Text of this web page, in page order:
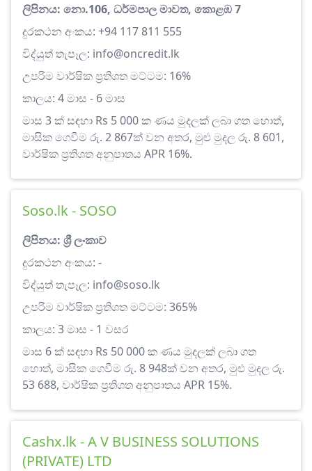
ලිපිනය: නො.106, ධර්මපාල මාවත, කොළඹ 7
දුරකථන අංකය: +94 117 811 555
විද්යුත් තැපෑල: info@oncredit.lk
උපරිම වාර්ෂික ප්‍රතිශත මට්ටම: 16%
කාලය: 4 මාස - 6 මාස
මාස 3 ක් සඳහා Rs 5 000 ක ණය මුදලක් ලබා ගත හොත්,
මාසික ගෙවීම රු. 2 867ක් වන අතර, මුළු මුදල රු. 8 601,
වාර්ෂික ප්‍රතිශත අනුපාතය APR 16%.
Soso.lk - SOSO
ලිපිනය: ශ්‍රී ලංකාව
දුරකථන අංකය: -
විද්යුත් තැපෑල: info@soso.lk
උපරිම වාර්ෂික ප්‍රතිශත මට්ටම: 365%
කාලය: 3 මාස - 1 වසර
මාස 6 ක් සඳහා Rs 50 000 ක ණය මුදලක් ලබා ගත
හොත්, මාසික ගෙවීම රු. 8 948ක් වන අතර, මුළු මුදල රු.
53 688, වාර්ෂික ප්‍රතිශත අනුපාතය APR 15%.
Cashx.lk - A V BUSINESS SOLUTIONS
(PRIVATE) LTD